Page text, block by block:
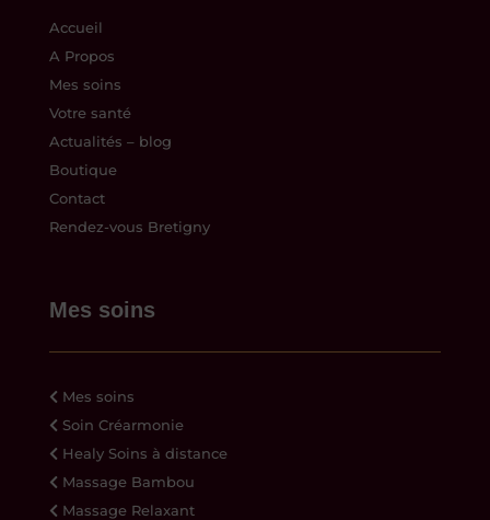
Accueil
A Propos
Mes soins
Votre santé
Actualités – blog
Boutique
Contact
Rendez-vous Bretigny
Mes soins
Mes soins
Soin Créarmonie
Healy Soins à distance
Massage Bambou
Massage Relaxant